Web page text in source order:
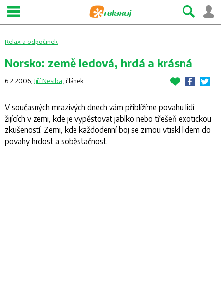
Relax a odpočinek
Norsko: země ledová, hrdá a krásná
6.2.2006, Jiří Nesiba článek
V současných mrazivých dnech vám přiblížíme povahu lidí
žijících v zemi, kde je vypěstovat jablko nebo třešeň exotickou
zkušeností. Zemi, kde každodenní boj se zimou vtiskl lidem do
povahy hrdost a soběstačnost.